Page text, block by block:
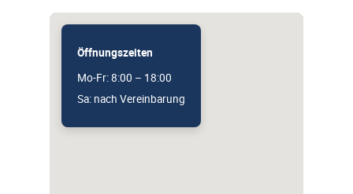
Öffnungszeiten
Mo-Fr: 8:00 – 18:00
Sa: nach Vereinbarung